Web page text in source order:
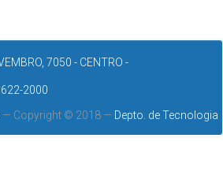
7050 - CENTRO -
2000
— Copyright © 2018 — Depto. de Tecnologia